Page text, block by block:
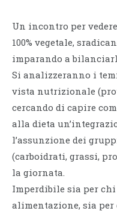
Un incontro per
100% vegetale,
imparando a
Si analizzeranno i
vista nutrizionale
cercando di capire
alla dieta
l’assunzione dei
(carboidrati, grassi,
la giornata.
Imperdibile sia per
alimentazione, sia per